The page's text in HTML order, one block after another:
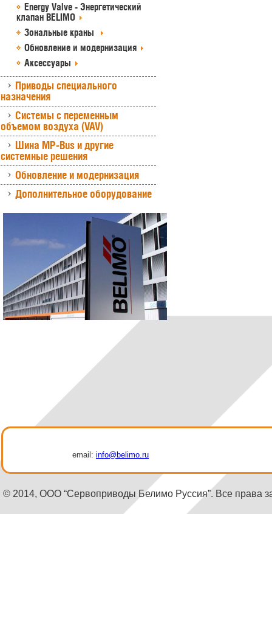
Energy Valve - Энергетический
клапан BELIMO
Зональные краны
Обновление и модернизация
Аксессуары
Приводы специального
назначения
Системы с переменным
объемом воздуха (VAV)
Шина MP-Bus и другие
системные решения
Обновление и модернизация
Дополнительное оборудование
email: info@belimo.ru
© 2014, ООО “Сервоприводы Белимо Руссия”. Все права